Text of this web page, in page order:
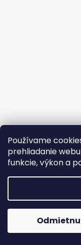
Používame
prehliadanie
funkcie, výkon a
☀️
-10%
s kódomLETO🌴
Facebook
Copyright 2026